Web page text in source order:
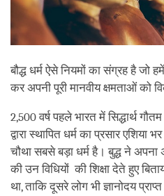
बौद्ध धर्म ऐसे नियमों का संग्रह है जो
कर अपनी पूरी मानवीय क्षमताओं को
2,500 वर्ष पहले भारत में सिद्धार्थ
द्वारा स्थापित धर्म का प्रसार
चौथा सबसे बड़ा धर्म है। बुद्ध ने अपना
की उन विधियों की शिक्षा देते हुए
था, ताकि दूसरे लोग भी ज्ञानोदय